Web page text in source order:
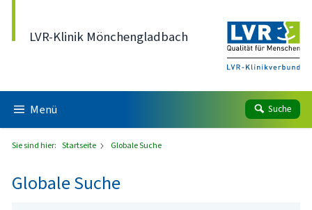
LVR-Klinik Mönchengladbach
Menü Suche
Sie sind hier: Startseite Globale Suche
Globale Suche